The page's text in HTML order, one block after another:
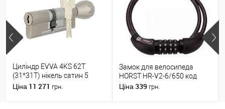
Циліндр EVVA 4KS 62T
(31*31T) нікель сатин 5
ключів
Ціна 11 271 грн.
Замок для велосипеда
HORST HR-V2-6/650 код
Ціна 339 грн.